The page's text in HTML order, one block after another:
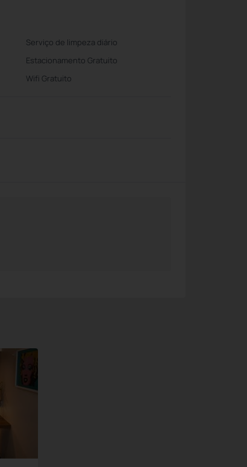
Serviço de limpeza diário
Estacionamento Gratuito
Wifi Gratuito